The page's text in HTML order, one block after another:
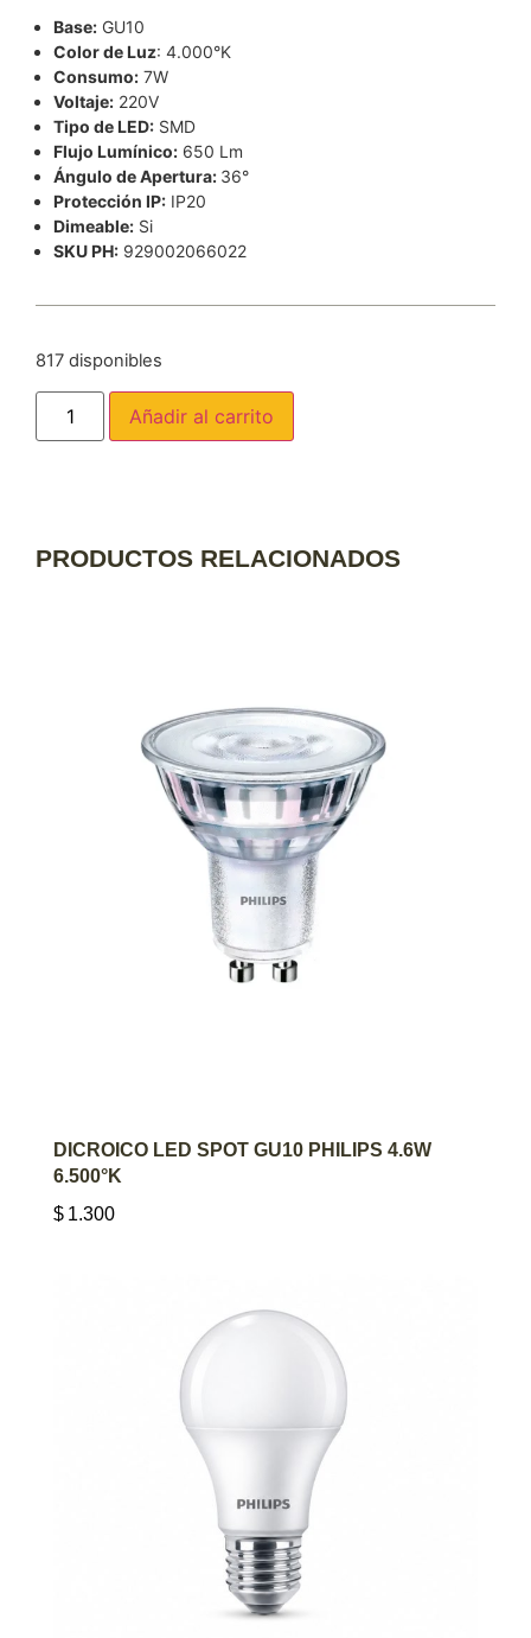
Base: GU10
Color de Luz: 4.000°K
Consumo: 7W
Voltaje: 220V
Tipo de LED: SMD
Flujo Lumínico: 650 Lm
Ángulo de Apertura: 36°
Protección IP: IP20
Dimeable: Si
SKU PH: 929002066022
817 disponibles
Añadir al carrito
PRODUCTOS RELACIONADOS
AGREGAR AL CARRITO
DICROICO LED SPOT GU10 PHILIPS 4.6W
6.500°K
$ 1.300